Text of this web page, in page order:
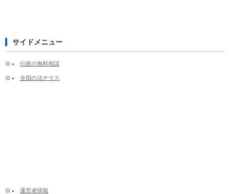
サイドメニュー
行政の無料相談
全国の法テラス
運営者情報